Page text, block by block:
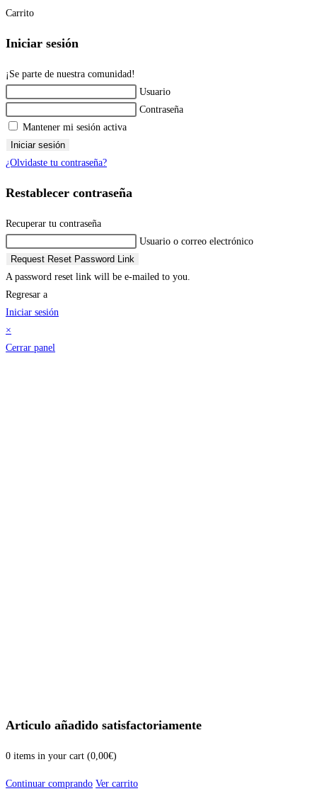
Carrito
Iniciar sesión
¡Se parte de nuestra comunidad!
Usuario
Contraseña
Mantener mi sesión activa
Iniciar sesión
¿Olvidaste tu contraseña?
Restablecer contraseña
Recuperar tu contraseña
Usuario o correo electrónico
Request Reset Password Link
A password reset link will be e-mailed to you.
Regresar a
Iniciar sesión
×
Cerrar panel
Articulo añadido satisfactoriamente
0 items in your cart (0,00€)
Continuar comprando Ver carrito